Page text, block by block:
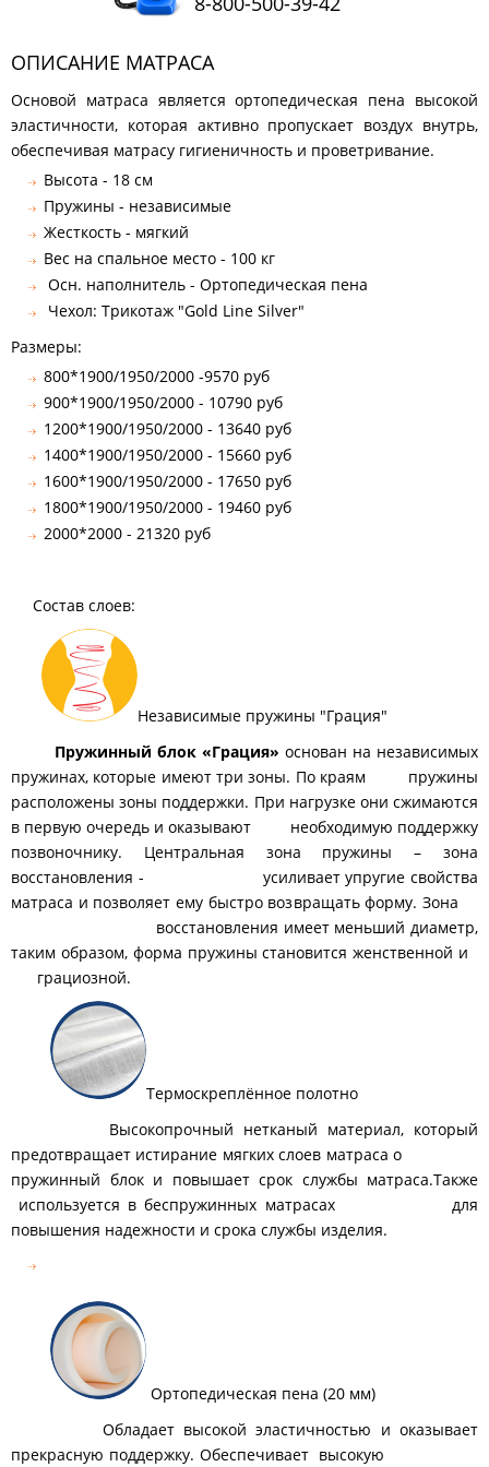
ОПИСАНИЕ МАТРАСА
Основой матраса является ортопедическая пена высокой
эластичности, которая активно пропускает воздух внутрь,
обеспечивая матрасу гигиеничность и проветривание.
Высота - 18 см
Пружины - независимые
Жесткость - мягкий
Вес на спальное место - 100 кг
Осн. наполнитель - Ортопедическая пена
Чехол: Трикотаж "Gold Line Silver"
Размеры:
800*1900/1950/2000 -9570 руб
900*1900/1950/2000 - 10790 руб
1200*1900/1950/2000 - 13640 руб
1400*1900/1950/2000 - 15660 руб
1600*1900/1950/2000 - 17650 руб
1800*1900/1950/2000 - 19460 руб
2000*2000 - 21320 руб
Состав слоев:
Независимые пружины "Грация"
Пружинный блок «Грация» основан на независимых
пружинах, которые имеют три зоны. По краям пружины
расположены зоны поддержки. При нагрузке они сжимаются
в первую очередь и оказывают необходимую поддержку
позвоночнику. Центральная зона пружины – зона
восстановления - усиливает упругие свойства
матраса и позволяет ему быстро возвращать форму. Зона
восстановления имеет меньший диаметр,
таким образом, форма пружины становится женственной и
грациозной.
Термоскреплённое полотно
Высокопрочный нетканый материал, который
предотвращает истирание мягких слоев матраса о
пружинный блок и повышает срок службы матраса.Также
используется в беспружинных матрасах для
повышения надежности и срока службы изделия.
Ортопедическая пена (20 мм)
Обладает высокой эластичностью и оказывает
прекрасную поддержку. Обеспечивает высокую
КОМОДЫ
СТОЛЫ
ТУАЛЕТНЫЕ
СТОЛИКИ
БАНКЕТКИ
ДИВАНЧИКИ
САДОВАЯ
МЕБЕЛЬ
ФАБРИКИ
МЕБЕЛИ